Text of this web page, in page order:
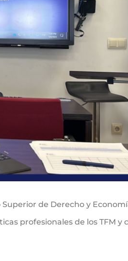
de Derecho y
profesionales de los TFM y